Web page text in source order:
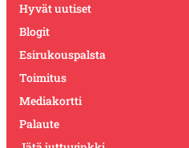
Hyvät uutiset
Blogit
Esirukouspalsta
Toimitus
Mediakortti
Palaute